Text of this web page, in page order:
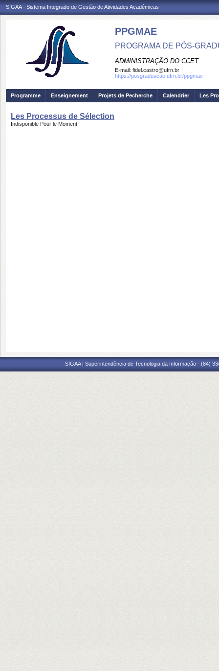
SIGAA - Sistema Integrado de Gestão de Atividades Acadêmicas
PPGMAE
PROGRAMA DE PÓS-
ADMINISTRAÇÃO DO CCET
E-mail: fidel.castro@ufrn.br
https://posgraduacao.ufrn.br/ppgmae
Programme Enseignement Projets de Pecherche Calendrier Les
Les Processus de Sélection
Indisponible Pour le Moment
SIGAA | Superintendência de Tecnologia da Informação - (84)